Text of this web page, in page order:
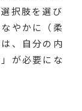
択肢を選び
やかに（柔
、自分の内
が必要にな